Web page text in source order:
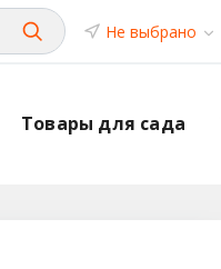
Не выбрано
Товары для сада